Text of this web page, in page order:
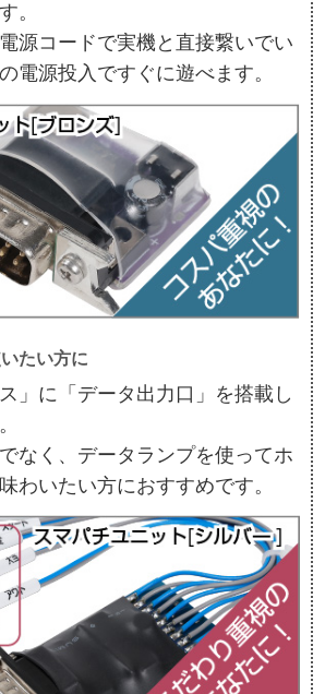
。
源コードで実機と直接繋いでい
電源投入ですぐに遊べます。
たい方に
」に「データ出力口」を搭載し
なく、データランプを使ってホ
わいたい方におすすめです。